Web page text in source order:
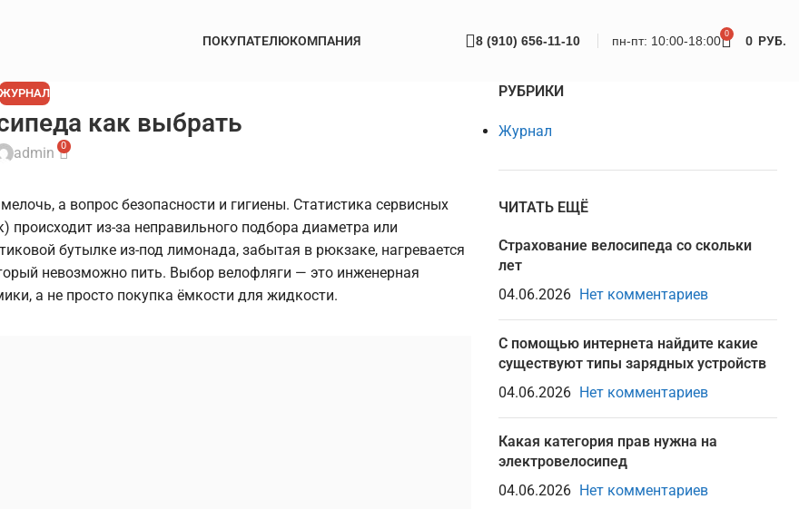
ПОКУПАТЕЛЮКОМПАНИЯ 8 (910) 656-11-10 пн-пт: 10:00-18:00 0 0 РУБ.
ЖУРНАЛ
как выбрать
admin 0
а вопрос безопасности и гигиены. Статистика сервисных
происходит из-за неправильного подбора диаметра или
бутылке из-под лимонада, забытая в рюкзаке, нагревается
невозможно пить. Выбор велофляги — это инженерная
а не просто покупка ёмкости для жидкости.
РУБРИКИ
Журнал
ЧИТАТЬ ЕЩЁ
Страхование велосипеда со скольки
лет
04.06.2026 Нет комментариев
С помощью интернета найдите какие
существуют типы зарядных устройств
04.06.2026 Нет комментариев
Какая категория прав нужна на
электровелосипед
04.06.2026 Нет комментариев